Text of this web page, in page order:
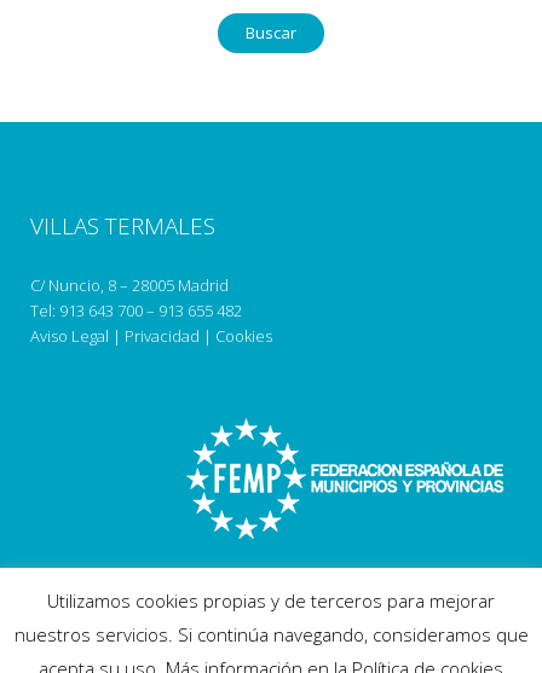
VILLAS TERMALES
C/ Nuncio, 8 – 28005 Madrid
Tel: 913 643 700– 913 655 482
Aviso Legal | Privacidad | Cookies
Utilizamos cookies propias y de terceros para mejorar
nuestros servicios. Si continúa navegando, consideramos que
acepta su uso. Más información en la Política de cookies